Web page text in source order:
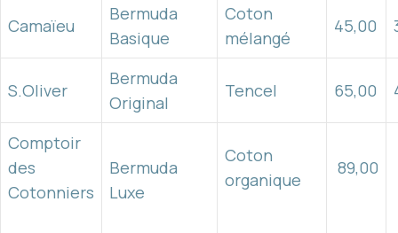
Camaïeu
Bermuda
Basique
Coton
mélangé
45,00
S.Oliver
Bermuda
Original
Tencel 65,00
Comptoir
des
Cotonniers
Bermuda
Luxe
Coton
organique
89,00